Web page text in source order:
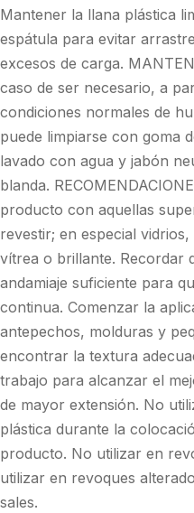
Mantener la llana plástica
espátula para evitar
excesos de carga.
caso de ser necesario, a
condiciones normales de
puede limpiarse con goma
lavado con agua y jabón
blanda.
producto con aquellas
revestir; en especial
vítrea o brillante. Recordar
andamiaje suficiente para
continua. Comenzar la
antepechos, molduras y
encontrar la textura
trabajo para alcanzar el
de mayor extensión. No
plástica durante la
producto. No utilizar en
utilizar en revoques
sales.